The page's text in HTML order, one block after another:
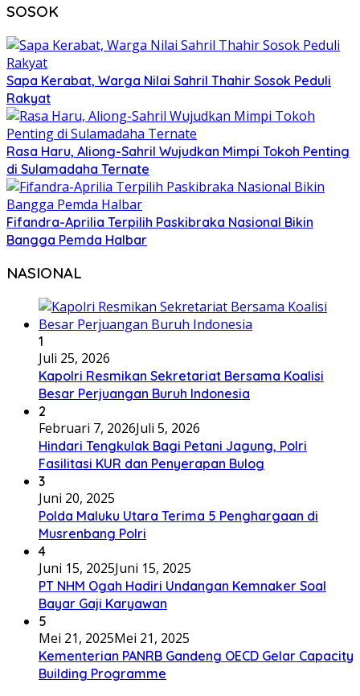
SOSOK
Sapa Kerabat, Warga Nilai Sahril Thahir Sosok Peduli
Rakyat
Rasa Haru, Aliong-Sahril Wujudkan Mimpi Tokoh Penting
di Sulamadaha Ternate
Fifandra-Aprilia Terpilih Paskibraka Nasional Bikin
Bangga Pemda Halbar
NASIONAL
1
Juli 25, 2026
Kapolri Resmikan Sekretariat Bersama Koalisi
Besar Perjuangan Buruh Indonesia
2
Februari 7, 2026Juli 5, 2026
Hindari Tengkulak Bagi Petani Jagung, Polri
Fasilitasi KUR dan Penyerapan Bulog
3
Juni 20, 2025
Polda Maluku Utara Terima 5 Penghargaan di
Musrenbang Polri
4
Juni 15, 2025Juni 15, 2025
PT NHM Ogah Hadiri Undangan Kemnaker Soal
Bayar Gaji Karyawan
5
Mei 21, 2025Mei 21, 2025
Kementerian PANRB Gandeng OECD Gelar Capacity
Building Programme